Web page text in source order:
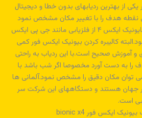
از بهترین ردیابهای بدون خطا و دیجیتال
نقطه هدف را با تغییر مکان مشخص نمود
توصیه می شود در کنار بایونیک ایکس ۴ از فلزیابی مانند جی پی ایکس
شود.البته کالیبره کردن بیونیک ایکس فور کمی
و آموزش صحیح است.با این ردیاب به راحتی
را به دست آورد مخصوصا اگر شب باشد با
می توان مکان دقیق را مشخص نمود.آلمانی ها
جهان هستند و دستگاههای این شرکت سر
است.